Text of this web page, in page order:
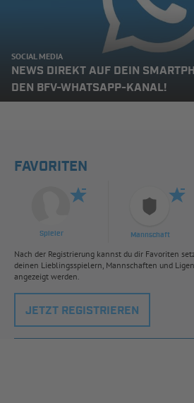
SOCIAL MEDIA
NEWS DIREKT AUF DEIN
DEN BFV-WHATSAPP-KANAL!
FAVORITEN
Spieler Mannschaft
Nach der Registrierung kannst du dir Favoriten
deinen Lieblingsspielern, Mannschaften und
angezeigt werden.
JETZT REGISTRIEREN